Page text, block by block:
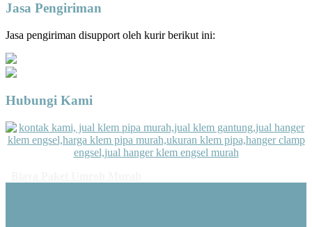
Jasa Pengiriman
Jasa pengiriman disupport oleh kurir berikut ini:
Hubungi Kami